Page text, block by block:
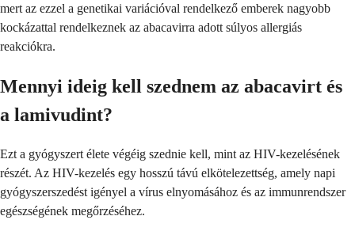
mert az ezzel a genetikai variációval rendelkező emberek nagyobb
kockázattal rendelkeznek az abacavirra adott súlyos allergiás
reakciókra.
Mennyi ideig kell szednem az abacavirt és
a lamivudint?
Ezt a gyógyszert élete végéig szednie kell, mint az HIV-kezelésének
részét. Az HIV-kezelés egy hosszú távú elkötelezettség, amely napi
gyógyszerszedést igényel a vírus elnyomásához és az immunrendszer
egészségének megőrzéséhez.